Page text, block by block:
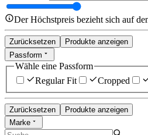
Der Höchstpreis bezieht sich auf
Zurücksetzen
Produkte anzeigen
Passform
Wähle eine Passform
Regular Fit
Cropped
Zurücksetzen
Produkte anzeigen
Marke